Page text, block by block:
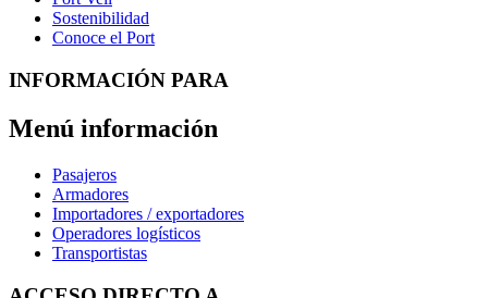
Sostenibilidad
Conoce el Port
INFORMACIÓN PARA
Menú información
Pasajeros
Armadores
Importadores / exportadores
Operadores logísticos
Transportistas